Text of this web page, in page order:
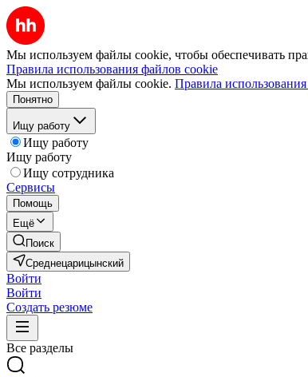
Мы используем файлы cookie, чтобы обеспечивать
Правила использования файлов cookie
Мы используем файлы cookie. Правила
Понятно
Ищу работу
Ищу работу
Ищу работу
Ищу сотрудника
Сервисы
Помощь
Ещё
Поиск
Среднецарицынский
Войти
Войти
Создать резюме
Все разделы